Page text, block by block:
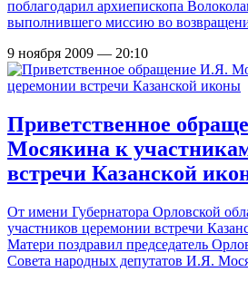
поблагодарил архиепископа
выполнившего миссию во
9 ноября 2009 — 20:10
Приветственное
Мосякина к
встречи Казанской
От имени Губернатора Орловской
участников церемонии встречи
Матери поздравил председатель
Совета народных депутатов И.Я.